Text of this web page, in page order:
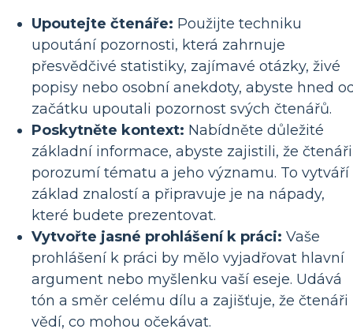
Upoutejte čtenáře: Použijte techniku ​​
upoutání pozornosti, která zahrnuje
přesvědčivé statistiky, zajímavé otázky, živé
popisy nebo osobní anekdoty, abyste hned
začátku upoutali pozornost svých čtenářů.
Poskytněte kontext: Nabídněte důležité
základní informace, abyste zajistili, že čtenáři
porozumí tématu a jeho významu. To vytváří
základ znalostí a připravuje je na nápady,
které budete prezentovat.
Vytvořte jasné prohlášení k práci: Vaše
prohlášení k práci by mělo vyjadřovat hlavní
argument nebo myšlenku vaší eseje. Udává
tón a směr celému dílu a zajišťuje, že čtenáři
vědí, co mohou očekávat.